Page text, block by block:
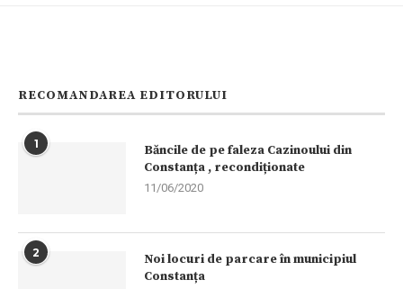
RECOMANDAREA EDITORULUI
1
Băncile de pe faleza Cazinoului din
Constanța , recondiționate
11/06/2020
2
Noi locuri de parcare în municipiul
Constanța